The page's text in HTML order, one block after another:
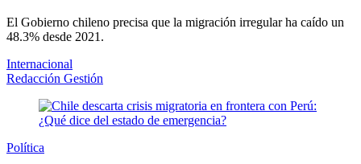
El Gobierno chileno precisa que la migración irregular ha caído un
48.3% desde 2021.
Internacional
Redacción Gestión
Política